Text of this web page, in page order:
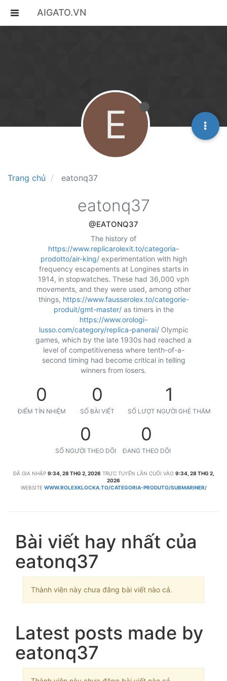
AIGATO.VN
Trang chủ eatonq37
E
eatonq37
@EATONQ37
The history of
https://www.replicarolexit.to/categoria-
prodotto/air-king/experimentation with high
frequency escapements at Longines starts in
1914, in stopwatches. These had 36,000 vph
movements, and they were used, among other
things, https://www.fausserolex.to/categorie-
produit/gmt-master/as timers in the
https://www.orologi-
lusso.com/category/replica-panerai/Olympic
games, which by the late 1930s had reached a
level of competitiveness where tenth-of-a-
second timing had become critical in telling
winners from losers.
0
ĐIỂM TÍN NHIỆM
0
SỐ BÀI VIẾT
1
SỐ LƯỢT NGƯỜI GHÉ THĂM
0
SỐ NGƯỜI THEO DÕI
0
ĐANG THEO DÕI
ĐÃ GIA NHẬP 9:34, 28 THG 2, 2026 TRỰC TUYẾN LẦN CUỐI VÀO 9:34, 28 THG 2,
2026
WEBSITE WWW.ROLEXKLOCKA.TO/CATEGORIA-PRODUTO/SUBMARINER/
Bài viết hay nhất của
eatonq37
Thành viên này chưa đăng bài viết nào cả.
Latest posts made by
eatonq37